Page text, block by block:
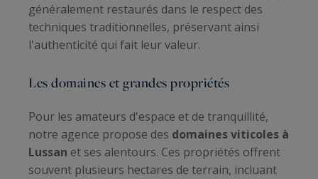
généralement restaurés dans le respect des
techniques traditionnelles, préservant ainsi
l'authenticité qui fait leur valeur.
Les domaines et grandes propriétés
Pour les amateurs d'espace et de tranquillité,
notre agence propose des domaines viticoles à
Lussan et ses alentours. Ces propriétés offrent
souvent plusieurs hectares de terrain, incluant